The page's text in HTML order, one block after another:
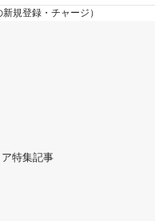
規登録・チャージ）
特集記事